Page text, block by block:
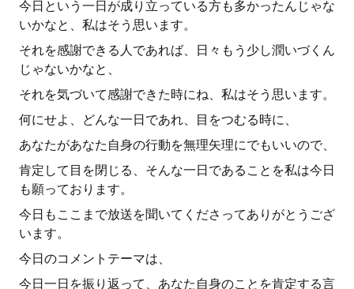
今日という一日が成り立っている方も多かったんじゃな
いかなと、私はそう思います。
それを感謝できる人であれば、日々もう少し潤いづくん
じゃないかなと、
それを気づいて感謝できた時にね、私はそう思います。
何にせよ、どんな一日であれ、目をつむる時に、
あなたがあなた自身の行動を無理矢理にでもいいので、
肯定して目を閉じる、そんな一日であることを私は今日
も願っております。
今日もここまで放送を聞いてくださってありがとうござ
います。
今日のコメントテーマは、
今日一日を振り返って、あなた自身のことを肯定する言